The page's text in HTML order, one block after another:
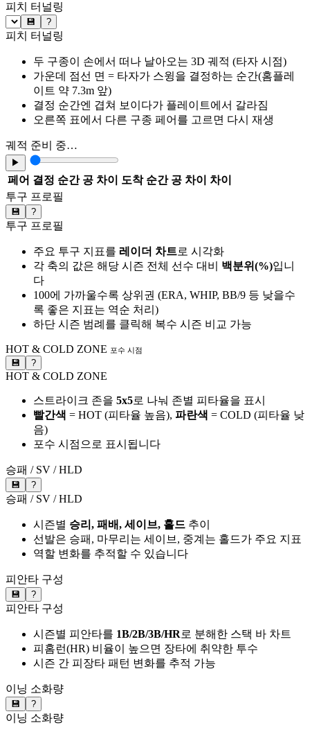
피치 터널링
💾 ?
피치 터널링
두 구종이 손에서 떠나 날아오는 3D 궤적 (타자 시점)
가운데 점선 면 = 타자가 스윙을 결정하는 순간(홈플레
이트 약 7.3m 앞)
결정 순간엔 겹쳐 보이다가 플레이트에서 갈라짐
오른쪽 표에서 다른 구종 페어를 고르면 다시 재생
궤적 준비 중…
▶
페어 결정 순간 공 차이 도착 순간 공 차이
차이
투구 프로필
💾 ?
투구 프로필
주요 투구 지표를 레이더 차트로 시각화
각 축의 값은 해당 시즌 전체 선수 대비 백분위(%)입니
다
100에 가까울수록 상위권 (ERA, WHIP, BB/9 등 낮을수
록 좋은 지표는 역순 처리)
하단 시즌 범례를 클릭해 복수 시즌 비교 가능
HOT & COLD ZONE 포수 시점
💾 ?
HOT & COLD ZONE
스트라이크 존을 5x5로 나눠 존별 피타율을 표시
빨간색 = HOT (피타율 높음), 파란색 = COLD (피타율 낮
음)
포수 시점으로 표시됩니다
승패 / SV / HLD
💾 ?
승패 / SV / HLD
시즌별 승리, 패배, 세이브, 홀드 추이
선발은 승패, 마무리는 세이브, 중계는 홀드가 주요 지표
역할 변화를 추적할 수 있습니다
피안타 구성
💾 ?
피안타 구성
시즌별 피안타를 1B/2B/3B/HR로 분해한 스택 바 차트
피홈런(HR) 비율이 높으면 장타에 취약한 투수
시즌 간 피장타 패턴 변화를 추적 가능
이닝 소화량
💾 ?
이닝 소화량